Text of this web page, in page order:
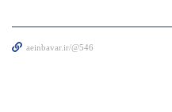
aeinbavar.ir/@546